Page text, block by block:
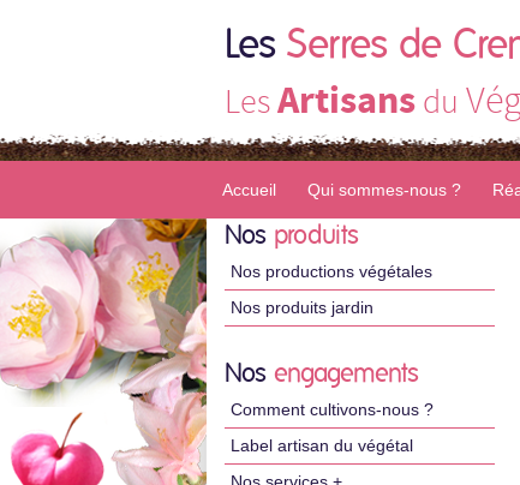
Les Serres de
LesArtisans du
Accueil Qui sommes-nous ?
Nos produits
Nos productions végétales
Nos produits jardin
Nos engagements
Comment cultivons-nous ?
Label artisan du végétal